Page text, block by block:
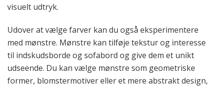
visuelt udtryk.
Udover at vælge farver kan du også eksperimentere
med mønstre. Mønstre kan tilføje tekstur og interesse
til indskudsborde og sofabord og give dem et unikt
udseende. Du kan vælge mønstre som geometriske
former, blomstermotiver eller et mere abstrakt design,